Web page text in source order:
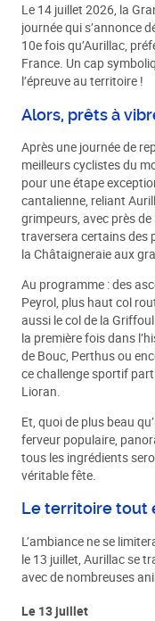
Le 14 juillet 2026, la
journée qui s’annonce
10e fois qu’Aurillac,
France. Un cap
l’épreuve au territoire !
Alors, prêts à
Après une journée de
meilleurs cyclistes du
pour une étape
cantalienne, reliant
grimpeurs, avec près
traversera certains des
la Châtaigneraie aux
Au programme : des
Peyrol, plus haut col
aussi le col de la
la première fois dans
de Bouc, Perthus ou
ce challenge sportif
Lioran.
Et, quoi de plus beau
ferveur populaire,
tous les ingrédients
véritable fête.
Le territoire tout
L’ambiance ne se
le 13 juillet, Aurillac se
avec de nombreuses
Le 13 juillet